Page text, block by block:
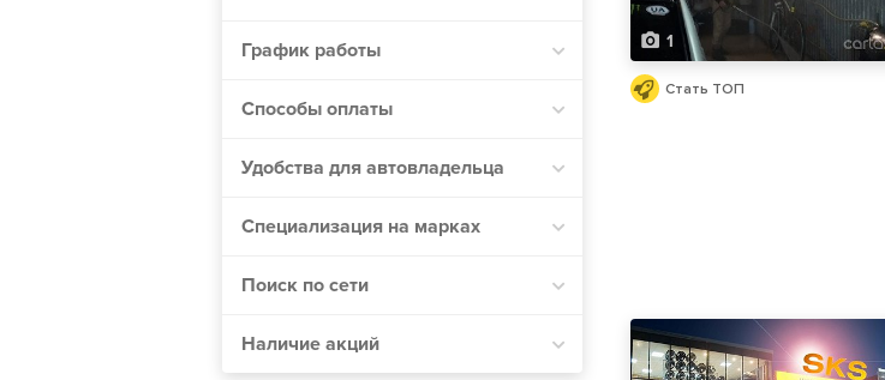
Житомир
Одесса
Мелитополь
Хмельницкий
График работы
Способы оплаты
Удобства для автовладельца
Специализация на марках
Поиск по сети
Наличие акций
1
Стать ТОП